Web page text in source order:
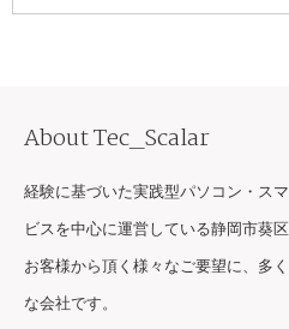
About Tec_Scalar
経験に基づいた実践型パソコン・ス
ビスを中心に運営している静岡市葵
お客様から頂く様々なご要望に、多
な会社です。